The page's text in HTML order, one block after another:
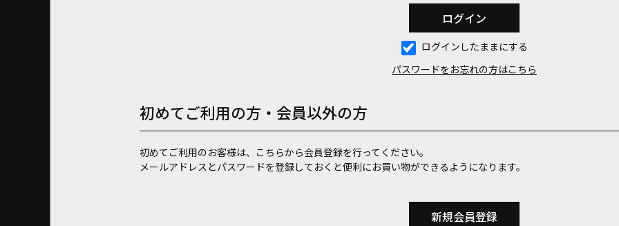
ログインしたままにする
パスワードをお忘れの方はこちら
初めてご利用の方・会員以外の方
初めてご利用のお客様は、こちらから会員登録を行ってください。
メールアドレスとパスワードを登録しておくと便利にお買い物ができるようになります。